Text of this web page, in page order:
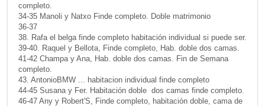
completo.
34-35 Manoli y Natxo Finde completo. Doble matrimonio
36-37
38. Rafa el belga finde completo habitación individual si puede ser.
39-40. Raquel y Bellota, Finde completo, Hab. doble dos camas.
41-42 Champa y Ana, Hab. doble dos camas. Fin de Semana
completo.
43. AntonioBMW ... habitacion individual finde completo
44-45 Susana y Fer. Habitación doble dos camas finde completo.
46-47 Any y Robert'S, Finde completo, habitación doble, cama de